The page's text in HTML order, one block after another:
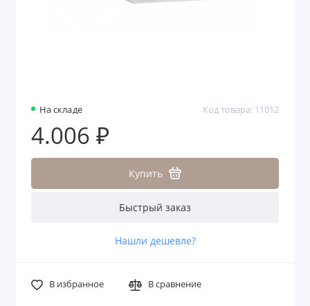
На складе Код товара: 11012
4.006 ₽
Купить
Быстрый заказ
Нашли дешевле?
В избранное В сравнение